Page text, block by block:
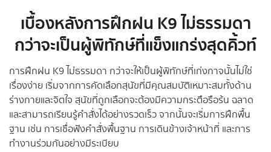
เบื้องหลังการฝึกฝน K9 ไม่ธรรมดา
กว่าจะเป็นผู้พิทักษ์ที่แข็งแกร่งสุดคิ้วท์
การฝึกฝน K9 ไม่ธรรมดา กว่าจะให้เป็นผู้พิทักษ์ที่เก่งกาจนั้นไม่ใช่
เรื่องง่าย เริ่มจากการคัดเลือกสุนัขที่มีคุณสมบัติเหมาะสมทั้งด้าน
ร่างกายและจิตใจ สุนัขที่ถูกเลือกจะต้องมีความกระตือรือร้น ฉลาด
และสามารถเรียนรู้คำสั่งได้อย่างรวดเร็ว จากนั้นจะเริ่มการฝึกพื้น
ฐาน เช่น การเชื่อฟังคำสั่งพื้นฐาน การเดินข้างเจ้าหน้าที่ และการ
ทำงานร่วมกันอย่างมีระเบียบ